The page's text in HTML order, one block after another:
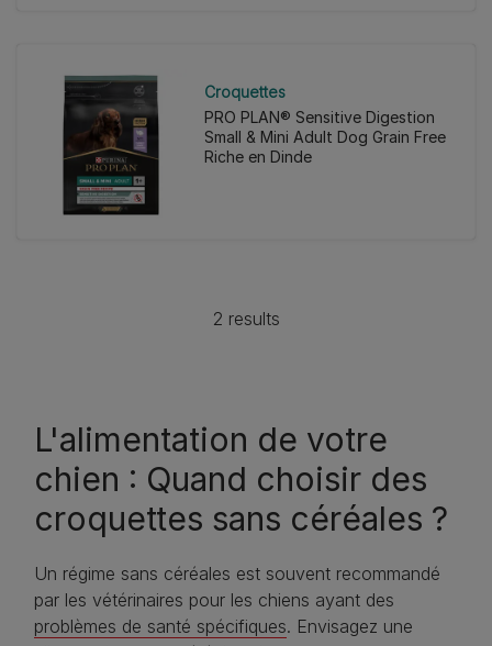
Croquettes
PRO PLAN® Sensitive Digestion
Small & Mini Adult Dog Grain Free
Riche en Dinde
2 results
L'alimentation de votre
chien : Quand choisir des
croquettes sans céréales ?
Un régime sans céréales est souvent recommandé
par les vétérinaires pour les chiens ayant des
problèmes de santé spécifiques. Envisagez une